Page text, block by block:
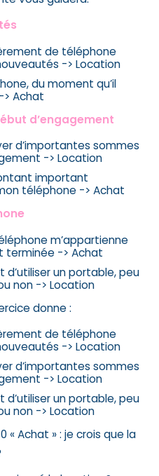
de téléphone
-> Location
du moment qu’il
Achat
d’engagement
d’importantes sommes
-> Location
important
téléphone -> Achat
m’appartienne
terminée -> Achat
d’utiliser un portable, peu
non -> Location
donne :
de téléphone
-> Location
d’importantes sommes
-> Location
d’utiliser un portable, peu
non -> Location
« Achat » : je crois que la